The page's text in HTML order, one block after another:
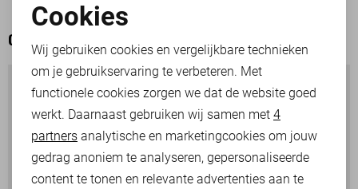
OOK HET BEKIJKEN WAARD
Noodzakelijke cookies
Personalisatie cookies
Analytische cookies
Marketing cookies
Cookies
Wij gebruiken cookies en vergelijkbare technieken
om je gebruikservaring te verbeteren. Met
functionele cookies zorgen we dat de website goed
werkt. Daarnaast gebruiken wij samen met 4
partners analytische en marketingcookies om jouw
gedrag anoniem te analyseren, gepersonaliseerde
content te tonen en relevante advertenties aan te